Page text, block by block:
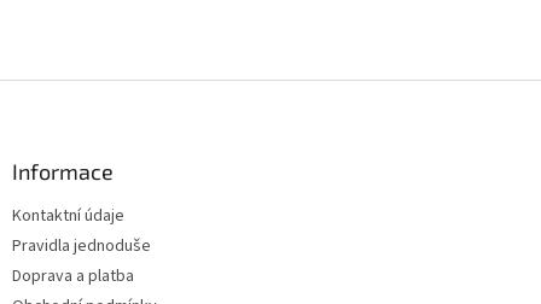
Informace
Kontaktní údaje
Pravidla jednoduše
Doprava a platba